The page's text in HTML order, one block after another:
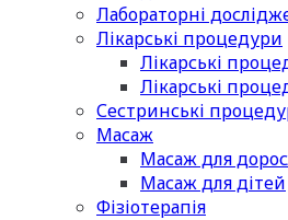
Лабораторні
Лікарські процедури
Лікарські
Лікарські
Сестринські
Масаж
Масаж для
Масаж для дітей
Фізіотерапія